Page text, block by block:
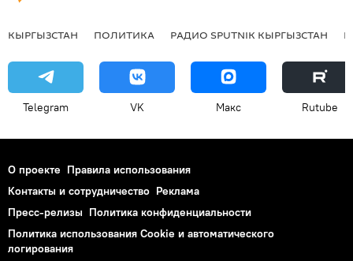
КЫРГЫЗСТАН ПОЛИТИКА РАДИО SPUTNIK КЫРГЫЗСТАН
Telegram VK Макс Rutube
О проекте Правила использования
Контакты и сотрудничество Реклама
Пресс-релизы Политика конфиденциальности
Политика использования Cookie и автоматического
логирования